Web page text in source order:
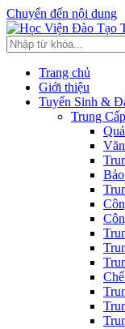
Chuyển đến nội dung
Trang chủ
Giới thiệu
Tuyển Sinh &
Trung Cấp